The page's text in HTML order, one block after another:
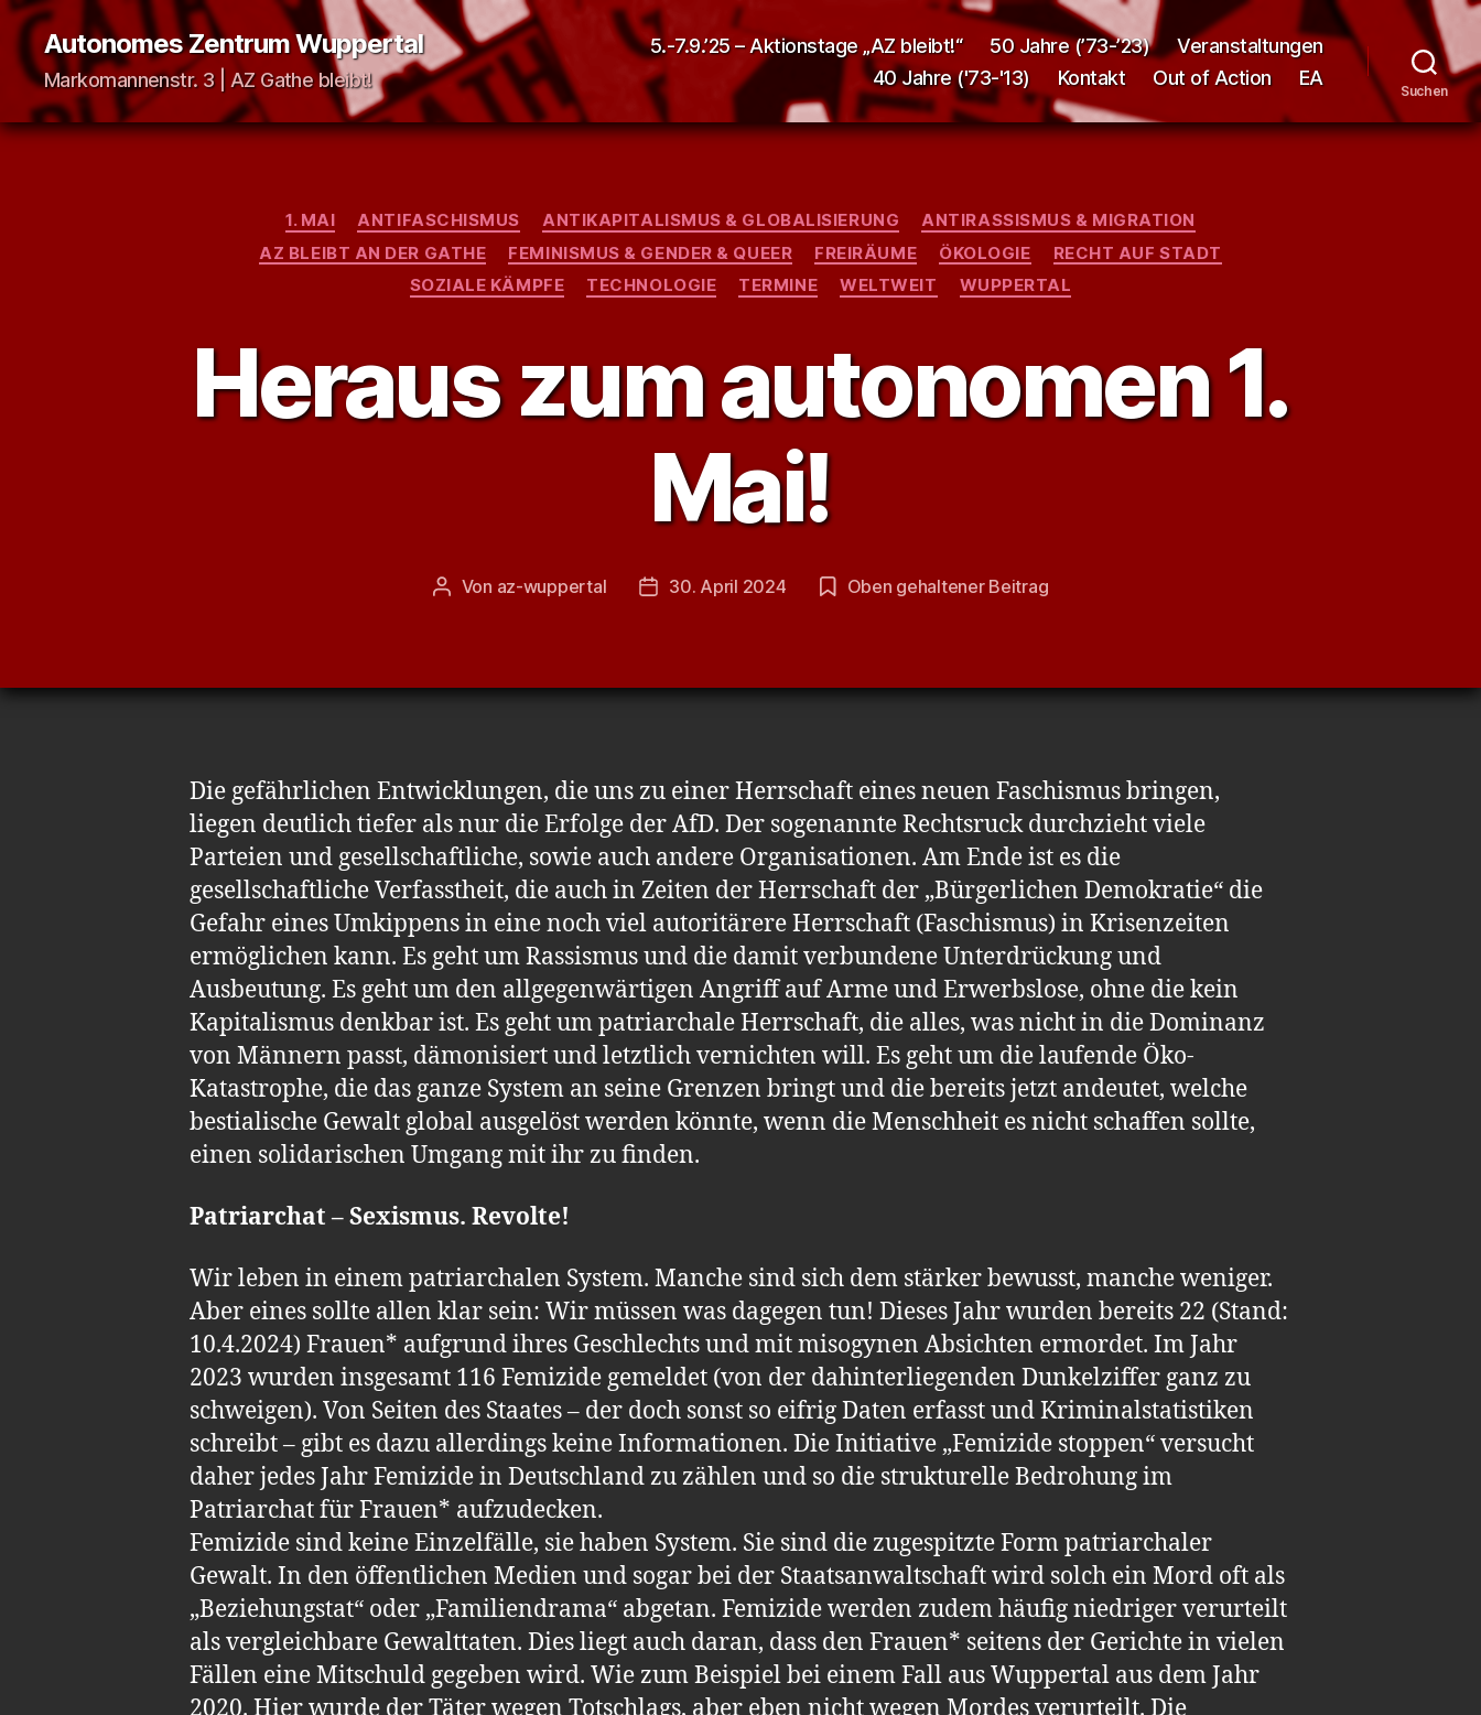
Autonomes Zentrum Wuppertal
Markomannenstr. 3 | AZ Gathe bleibt!
5.-7.9.’25 – Aktionstage „AZ bleibt!“ 50 Jahre (’73-’23)
Veranstaltungen
40 Jahre ('73-'13)
Kontakt Out of Action EA
Suchen
Kategorien
1. MAI ANTIFASCHISMUS ANTIKAPITALISMUS & GLOBALISIERUNG
ANTIRASSISMUS & MIGRATION
AZ BLEIBT AN DER GATHE
FEMINISMUS & GENDER & QUEER FREIRÄUME ÖKOLOGIE
RECHT AUF STADT
SOZIALE KÄMPFE
TECHNOLOGIE TERMINE WELTWEIT WUPPERTAL
Heraus zum autonomen 1.
Mai!
Beitragsautor
Von az-wuppertal Veröffentlichungsdatum
30. April 2024 Oben gehaltener Beitrag
Die gefährlichen Entwicklungen, die uns zu einer Herrschaft eines neuen Faschismus bringen,
liegen deutlich tiefer als nur die Erfolge der AfD. Der sogenannte Rechtsruck durchzieht viele
Parteien und gesellschaftliche, sowie auch andere Organisationen. Am Ende ist es die
gesellschaftliche Verfasstheit, die auch in Zeiten der Herrschaft der „Bürgerlichen Demokratie“ die
Gefahr eines Umkippens in eine noch viel autoritärere Herrschaft (Faschismus) in Krisenzeiten
ermöglichen kann. Es geht um Rassismus und die damit verbundene Unterdrückung und
Ausbeutung. Es geht um den allgegenwärtigen Angriff auf Arme und Erwerbslose, ohne die kein
Kapitalismus denkbar ist. Es geht um patriarchale Herrschaft, die alles, was nicht in die Dominanz
von Männern passt, dämonisiert und letztlich vernichten will. Es geht um die laufende Öko-
Katastrophe, die das ganze System an seine Grenzen bringt und die bereits jetzt andeutet, welche
bestialische Gewalt global ausgelöst werden könnte, wenn die Menschheit es nicht schaffen sollte,
einen solidarischen Umgang mit ihr zu finden.
Patriarchat – Sexismus. Revolte!
Wir leben in einem patriarchalen System. Manche sind sich dem stärker bewusst, manche weniger.
Aber eines sollte allen klar sein: Wir müssen was dagegen tun! Dieses Jahr wurden bereits 22 (Stand:
10.4.2024) Frauen* aufgrund ihres Geschlechts und mit misogynen Absichten ermordet. Im Jahr
2023 wurden insgesamt 116 Femizide gemeldet (von der dahinterliegenden Dunkelziffer ganz zu
schweigen). Von Seiten des Staates – der doch sonst so eifrig Daten erfasst und Kriminalstatistiken
schreibt – gibt es dazu allerdings keine Informationen. Die Initiative „Femizide stoppen“ versucht
daher jedes Jahr Femizide in Deutschland zu zählen und so die strukturelle Bedrohung im
Patriarchat für Frauen* aufzudecken.
Femizide sind keine Einzelfälle, sie haben System. Sie sind die zugespitzte Form patriarchaler
Gewalt. In den öffentlichen Medien und sogar bei der Staatsanwaltschaft wird solch ein Mord oft als
„Beziehungstat“ oder „Familiendrama“ abgetan. Femizide werden zudem häufig niedriger verurteilt
als vergleichbare Gewalttaten. Dies liegt auch daran, dass den Frauen* seitens der Gerichte in vielen
Fällen eine Mitschuld gegeben wird. Wie zum Beispiel bei einem Fall aus Wuppertal aus dem Jahr
2020. Hier wurde der Täter wegen Totschlags, aber eben nicht wegen Mordes verurteilt. Die